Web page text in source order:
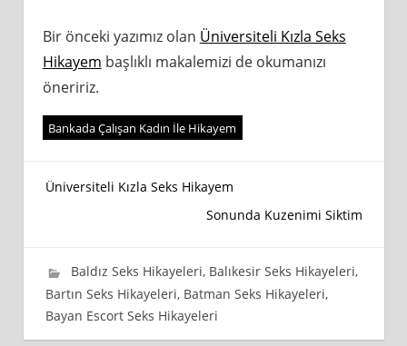
Bir önceki yazımız olan Üniversiteli Kızla Seks
Hikayem başlıklı makalemizi de okumanızı
öneririz.
Bankada Çalışan Kadın İle Hikayem
Yazı
Üniversiteli Kızla Seks Hikayem
Sonunda Kuzenimi Siktim
25 Ekim 2024
wpadmin_745cb4
Baldız Seks Hikayeleri, Balıkesir Seks Hikayeleri,
Bartın Seks Hikayeleri, Batman Seks Hikayeleri,
Bayan Escort Seks Hikayeleri